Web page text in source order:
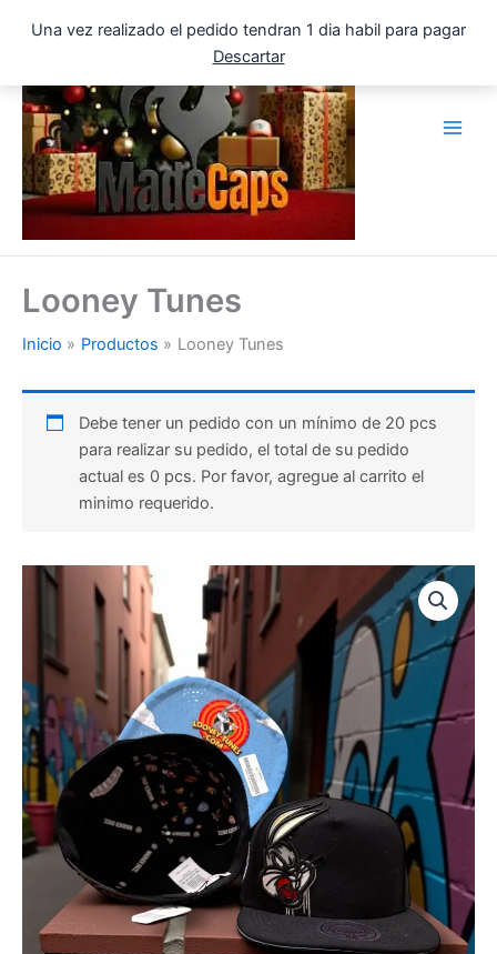
Una vez realizado el pedido tendran 1 dia habil para pagar
Descartar
Looney Tunes
Inicio Productos Looney Tunes
Debe tener un pedido con un mínimo de 20 pcs
para realizar su pedido, el total de su pedido
actual es 0 pcs. Por favor, agregue al carrito el
minimo requerido.